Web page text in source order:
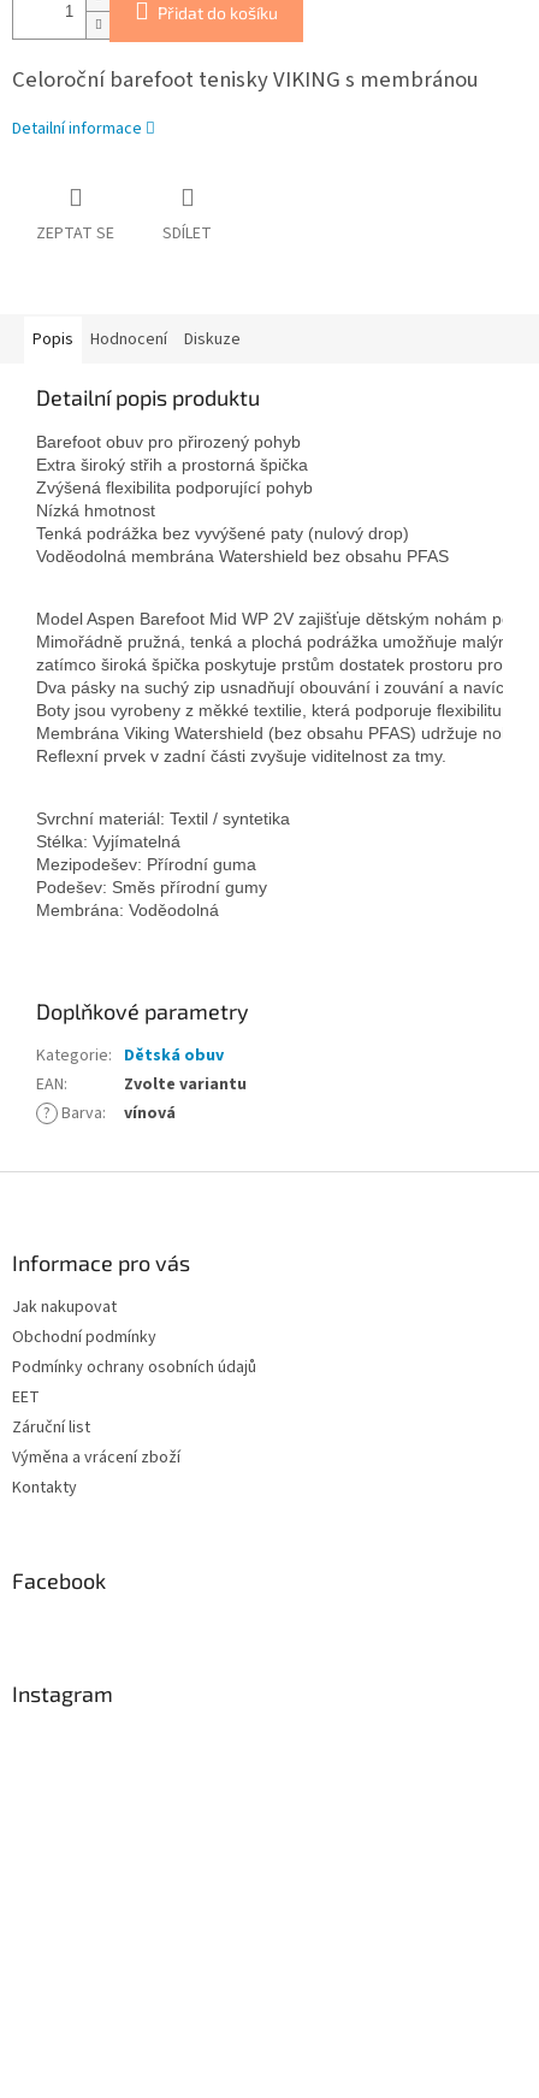
Přidat do košíku
Celoroční barefoot tenisky VIKING s membránou
Detailní informace
ZEPTAT SE SDÍLET
Popis Hodnocení Diskuze
Detailní popis produktu
Barefoot obuv pro přirozený pohyb
Extra široký střih a prostorná špička
Zvýšená flexibilita podporující pohyb
Nízká hmotnost
Tenká podrážka bez vyvýšené paty (nulový drop)
Voděodolná membrána Watershield bez obsahu PFAS
Model Aspen Barefoot Mid WP 2V zajišťuje dětským nohám
Mimořádně pružná, tenká a plochá podrážka umožňuje malým
zatímco široká špička poskytuje prstům dostatek prostoru pro
Dva pásky na suchý zip usnadňují obouvání i zouvání a navíc
Boty jsou vyrobeny z měkké textilie, která podporuje flexibilitu a
Membrána Viking Watershield (bez obsahu PFAS) udržuje
Reflexní prvek v zadní části zvyšuje viditelnost za tmy.
Svrchní materiál: Textil / syntetika
Stélka: Vyjímatelná
Mezipodešev: Přírodní guma
Podešev: Směs přírodní gumy
Membrána: Voděodolná
Doplňkové parametry
Kategorie: Dětská obuv
EAN:
Zvolte variantu
? Barva: vínová
Informace pro vás
Jak nakupovat
Obchodní podmínky
Podmínky ochrany osobních údajů
EET
Záruční list
Výměna a vrácení zboží
Kontakty
Facebook
Instagram